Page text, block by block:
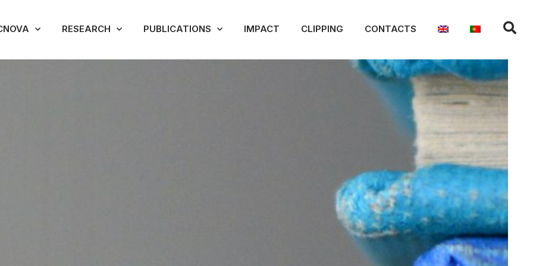
RESEARCH PUBLICATIONS IMPACT CLIPPING CONTACTS